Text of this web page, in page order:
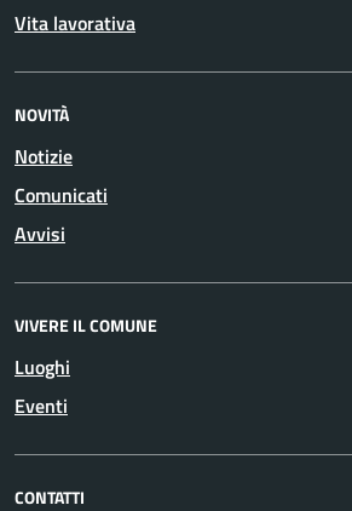
Vita lavorativa
NOVITÀ
Notizie
Comunicati
Avvisi
VIVERE IL COMUNE
Luoghi
Eventi
CONTATTI